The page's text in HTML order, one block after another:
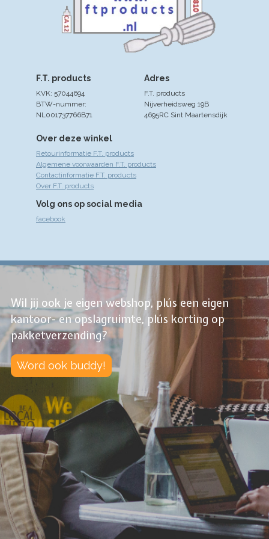
Over deze winkel
Retourinformatie F.T. products
Algemene voorwaarden F.T. products
Contactinformatie F.T. products
Over F.T. products
Volg ons op social media
facebook
Adres
F.T. products
Nijverheidsweg 19B
4695RC Sint Maartensdijk
F.T. products
KVK: 57044694
BTW-nummer:
NL001737766B71
Wil jij ook je eigen webshop, plús een eigen
kantoor- en opslagruimte, plús korting op
pakketverzending?
Word ook buddy!